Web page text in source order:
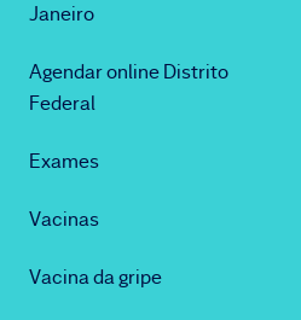
Janeiro
Agendar online Distrito
Federal
Exames
Vacinas
Vacina da gripe